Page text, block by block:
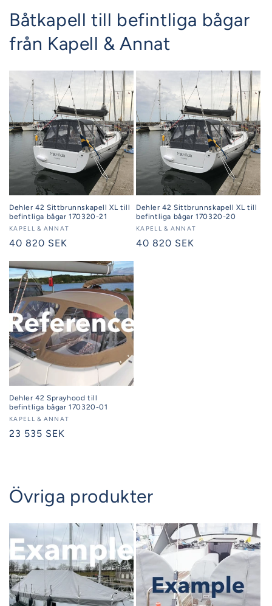
Båtkapell till befintliga bågar
från Kapell & Annat
Dehler 42 Sittbrunnskapell XL till
befintliga bågar 170320-21
Säljare:
KAPELL & ANNAT
Ordinarie
40 820 SEK
Dehler 42 Sittbrunnskapell XL till
befintliga bågar 170320-20
Säljare:
KAPELL & ANNAT
Ordinarie
40 820 SEK
Dehler 42 Sprayhood till
befintliga bågar 170320-01
Säljare:
KAPELL & ANNAT
Ordinarie
23 535 SEK
Övriga produkter